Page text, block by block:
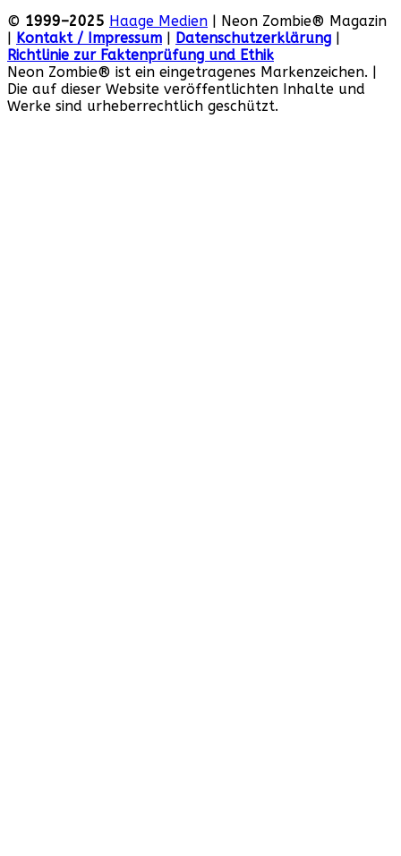
© 1999–2025 Haage Medien | Neon Zombie® Magazin
Kontakt / Impressum Datenschutzerklärung
Richtlinie zur Faktenprüfung und Ethik
Neon Zombie® ist ein eingetragenes Markenzeichen. |
Die auf dieser Website veröffentlichten Inhalte und
Werke sind urheberrechtlich geschützt.